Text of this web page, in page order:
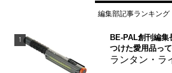
編集部記事ランキング
1
BE-PAL創刊編
つけた愛用品っ
ランタン・ラ